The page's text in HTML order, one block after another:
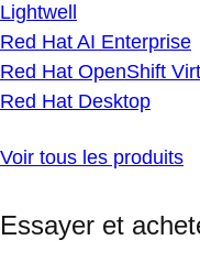
Lightwell
Red Hat AI Enterprise
Red Hat OpenShift
Red Hat Desktop
Voir tous les produits
Essayer et